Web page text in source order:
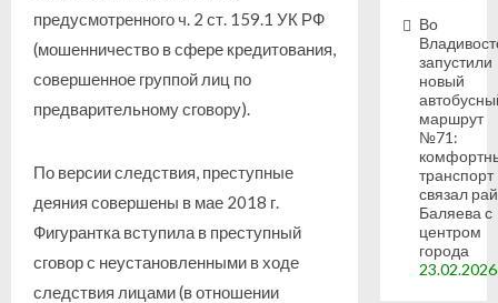
предусмотренного ч. 2 ст. 159.1 УК РФ
(мошенничество в сфере кредитования,
совершенное группой лиц по
предварительному сговору).
По версии следствия, преступные
деяния совершены в мае 2018 г.
Фигурантка вступила в преступный
сговор с неустановленными в ходе
следствия лицами (в отношении
Во
запустили
новый
маршрут
№71:
транспорт
связал
Баляева с
центром
города
23.02.2026